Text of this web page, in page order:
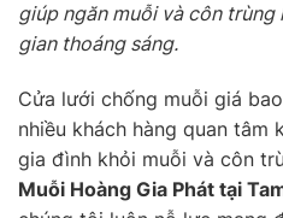
giúp ngăn muỗi và côn trùng
gian thoáng sáng.
Cửa lưới chống muỗi giá
nhiều khách hàng quan tâm
gia đình khỏi muỗi và côn
Muỗi Hoàng Gia Phát tại